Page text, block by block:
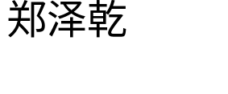
郑泽乾